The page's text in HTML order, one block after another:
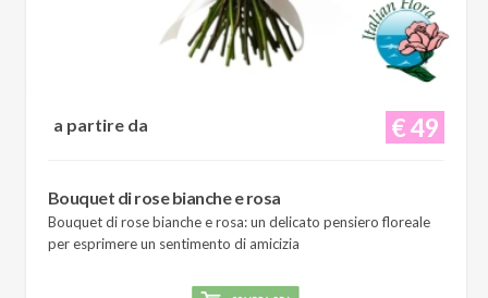
€ 49
a partire da
Bouquet di rose bianche e rosa
Bouquet di rose bianche e rosa: un delicato pensiero floreale
per esprimere un sentimento di amicizia